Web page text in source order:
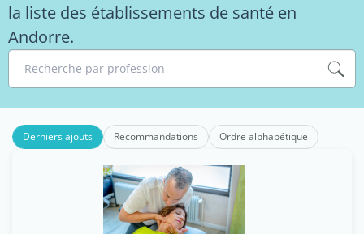
la liste des établissements de santé en
Andorre.
Recherche par profession
Derniers ajouts Recommandations Ordre alphabétique